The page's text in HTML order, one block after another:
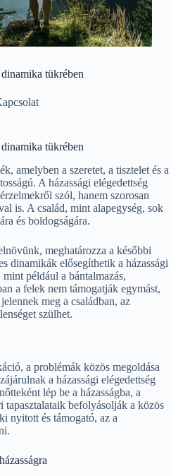
tükrében
tükrében
amelyben a szeretet, a tisztelet és a
A házassági elégedettség
szól, hanem szorosan
is. A család, mint alapegység, sok
és boldogságára.
meghatározza a későbbi
dinamikák elősegíthetik a házassági
például a bántalmazás,
a felek nem támogatják egymást,
meg a családban, az
szülhet.
a problémák közös megoldása
a házassági elégedettség
lép be a házasságba, a
tapasztalataik befolyásolják a közös
nyitott és támogató, az a